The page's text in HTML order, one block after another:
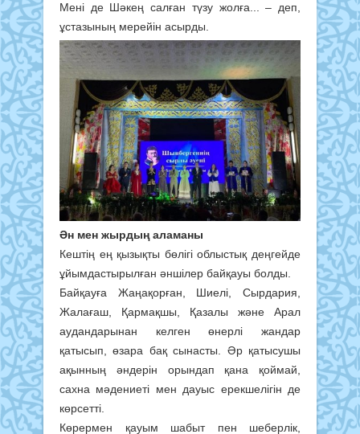
Мені де Шәкең салған түзу жолға... – деп,
ұстазының мерейін асырды.
Ән мен жырдың аламаны
Кештің ең қызықты бөлігі облыстық деңгейде
ұйымдастырылған әншілер байқауы болды.
Байқауға Жаңақорған, Шиелі, Сырдария,
Жалағаш, Қармақшы, Қазалы және Арал
аудандарынан келген өнерлі жандар
қатысып, өзара бақ сынасты. Әр қатысушы
ақынның әндерін орындап қана қоймай,
сахна мәдениеті мен дауыс ерекшелігін де
көрсетті.
Көрермен қауым шабыт пен шеберлік,